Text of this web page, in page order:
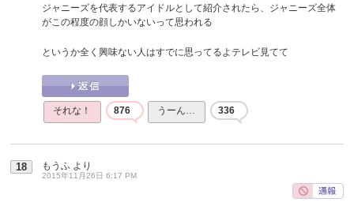
ジャニーズを代表するアイドルとして紹介されたら、ジャニーズ全体
がこの程度の顔しかいないって思われる
というか全く興味ない人はすでに思ってるよテレビ見てて
それな！ 876 うーん… 336
18 もうふ より
2015年11月26日 6:17 PM